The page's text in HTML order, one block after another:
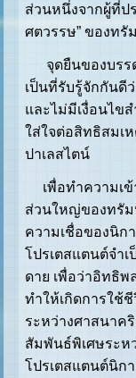
ส่วนหนึ่งจากผู้ที่ป
ศตวรรษ” ของทรั
จุดยืนของบรร
เป็นที่รับรู้จักกันดี
และไม่มีเงื่อนไข
ใส่ใจต่อสิทธิสมเ
ปาเลสไตน์
เพื่อทำความเข้
ส่วนใหญ่ของทรัม
ความเชื่อของนิก
โปรเตสแตนต์จำ
ดาย เพื่อว่าอิทธิพ
ทำให้เกิดการใช้
ระหว่างศาสนาค
สัมพันธ์พิเศษระห
โปรเตสแตนต์นิก